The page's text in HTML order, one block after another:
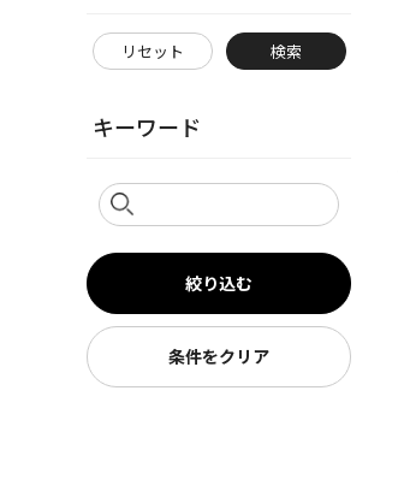
リセット 検索
キーワード
絞り込む
条件をクリア